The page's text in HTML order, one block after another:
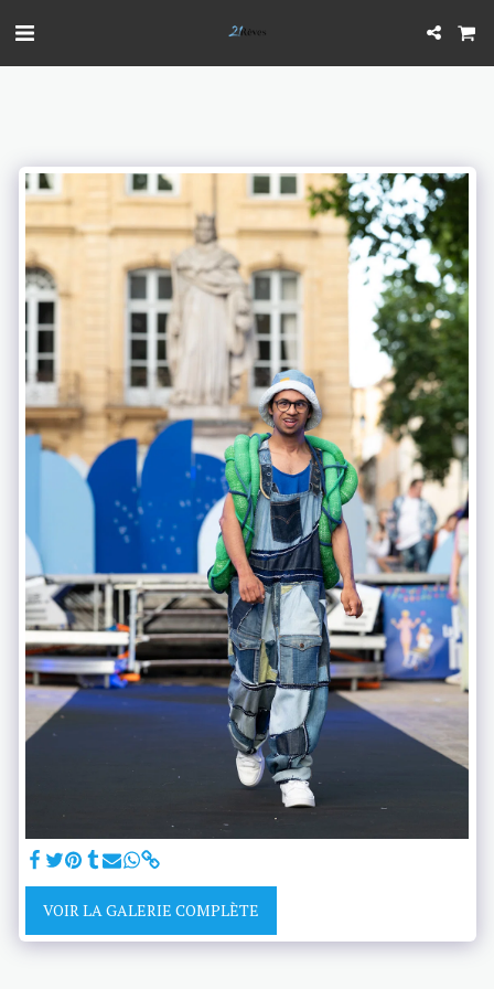
VOIR LA GALERIE COMPLÈTE